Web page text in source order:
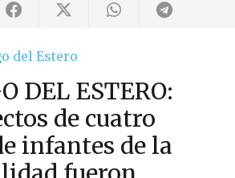
del Estero
DEL ESTERO:
de cuatro
infantes de la